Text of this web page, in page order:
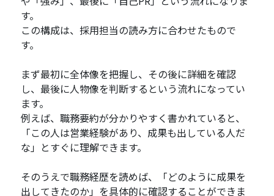
す。
この構成は、採用担当の読み方に合わせたもので
す。
まず最初に全体像を把握し、その後に詳細を確認
し、最後に人物像を判断するという流れになってい
ます。
例えば、職務要約が分かりやすく書かれていると、
「この人は営業経験があり、成果も出している人だ
な」とすぐに理解できます。
そのうえで職務経歴を読めば、「どのように成果を
出してきたのか」を具体的に確認することができま